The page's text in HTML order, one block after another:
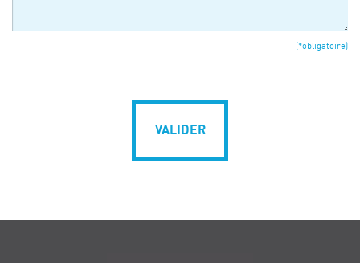
(*obligatoire)
VALIDER